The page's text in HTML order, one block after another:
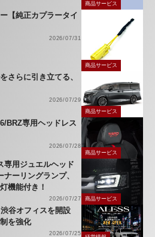
商品サービス
【純正カプラータイ
2026/07/31
商品サービス
さらに引き立てる、
2026/07/29
商品サービス
BRZ専用ヘッドレス
2026/07/28
商品サービス
専用ジュエルヘッド
ーリングランプ、
機能付き！
2026/07/27 商品サービス
谷オフィスを開設
を強化
2026/07/25